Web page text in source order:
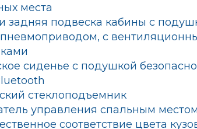
места
задняя подвеска кабины с
пневмоприводом, с
сиденье с подушкой
стеклоподъемник
управления спальным местом
соответствие цвета